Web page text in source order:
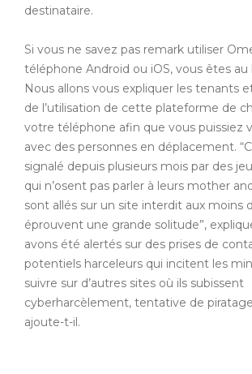
destinataire.
Si vous ne savez pas remark utiliser
téléphone Android ou iOS, vous êtes au
Nous allons vous expliquer les tenants
de l’utilisation de cette plateforme de
votre téléphone afin que vous puissiez
avec des personnes en déplacement.
signalé depuis plusieurs mois par des
qui n’osent pas parler à leurs mother
sont allés sur un site interdit aux moins
éprouvent une grande solitude”,
avons été alertés sur des prises de
potentiels harceleurs qui incitent les
suivre sur d’autres sites où ils subissent
cyberharcèlement, tentative de
ajoute-t-il.